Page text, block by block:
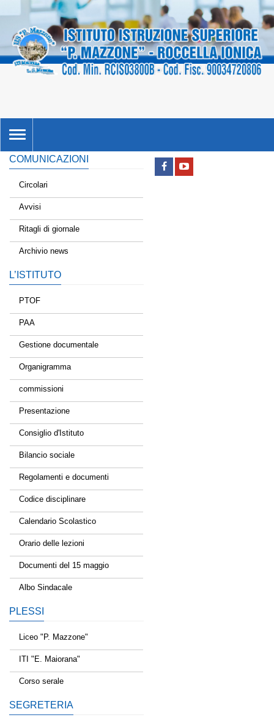
TOGGLE
NAVIGATION
COMUNICAZIONI
Circolari
Avvisi
Ritagli di giornale
Archivio news
L’ISTITUTO
PTOF
PAA
Gestione documentale
Organigramma
commissioni
Presentazione
Consiglio d'Istituto
Bilancio sociale
Regolamenti e documenti
Codice disciplinare
Calendario Scolastico
Orario delle lezioni
Documenti del 15 maggio
Albo Sindacale
PLESSI
Liceo "P. Mazzone"
ITI "E. Maiorana"
Corso serale
SEGRETERIA